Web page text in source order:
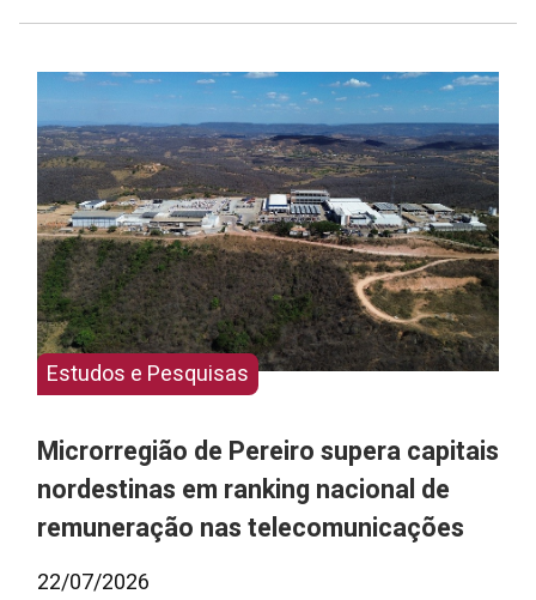
Estudos e Pesquisas
Microrregião de Pereiro supera capitais
nordestinas em ranking nacional de
remuneração nas telecomunicações
22/07/2026